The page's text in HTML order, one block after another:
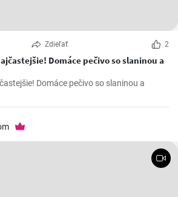
Zdieľať 2
Domáce pečivo so slaninou a
Domáce pečivo so slaninou a